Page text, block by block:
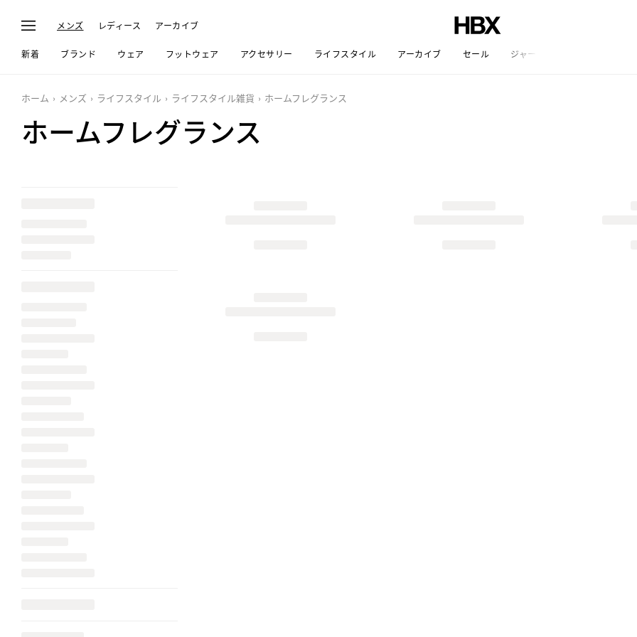
メンズ レディース アーカイブ
新着 ブランド ウェア フットウェア アクセサリー ライフスタイル アーカイブ セール ジャーナル
ホーム メンズ ライフスタイル ライフスタイル雑貨 ホームフレグランス
ホームフレグランス